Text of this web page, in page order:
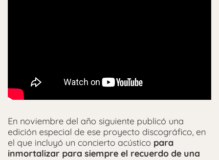
En noviembre del año siguiente publicó una
edición especial de ese proyecto discográfico, en
el que incluyó un concierto acústico para
inmortalizar para siempre el recuerdo de una